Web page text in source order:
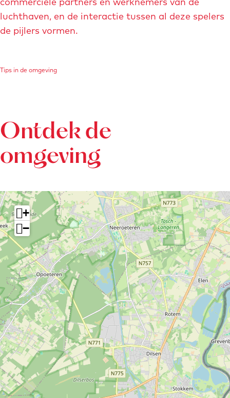
luchthaven, en de interactie tussen al deze spelers
de pijlers vormen.
Ontdek de
omgeving
Tips in de omgeving
+
−